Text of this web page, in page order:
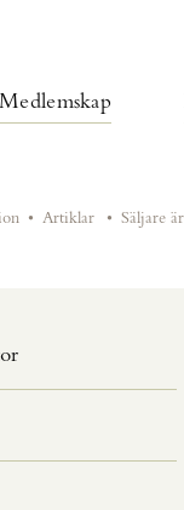
Medlemskap
• Artiklar • Säljare